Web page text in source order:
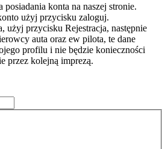
konta na naszej stronie.
użyj przycisku zaloguj.
użyj przycisku Rejestracja, następnie
auta oraz ew pilota, te dane
profilu i nie będzie konieczności
przez kolejną imprezą.